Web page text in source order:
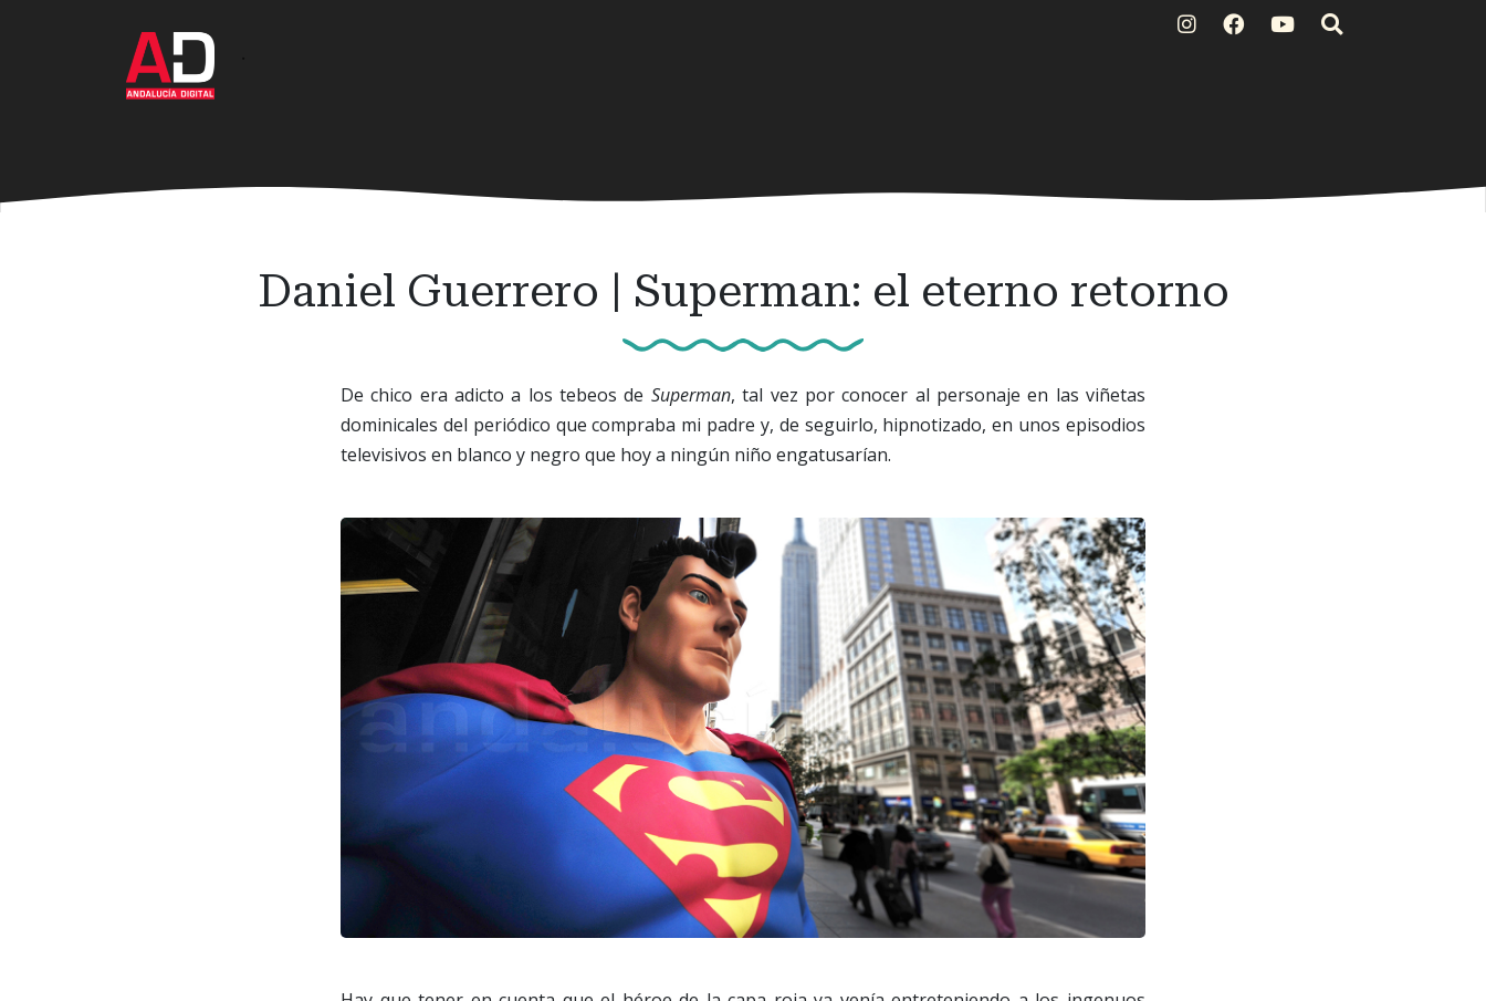
Daniel Guerrero | Superman: el eterno retorno
De chico era adicto a los tebeos de Superman, tal vez por conocer al personaje en las viñetas
dominicales del periódico que compraba mi padre y, de seguirlo, hipnotizado, en unos episodios
televisivos en blanco y negro que hoy a ningún niño engatusarían.